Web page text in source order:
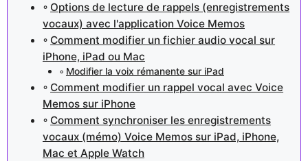
Options de lecture de rappels (enregistrements
vocaux) avec l'application Voice Memos
Comment modifier un fichier audio vocal sur
iPhone, iPad ou Mac
Modifier la voix rémanente sur iPad
Comment modifier un rappel vocal avec Voice
Memos sur iPhone
Comment synchroniser les enregistrements
vocaux (mémo) Voice Memos sur iPad, iPhone,
Mac et Apple Watch